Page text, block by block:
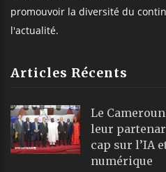
promouvoir la diversité du
l'actualité.
Articles Récents
Le
leur
cap sur l’IA
numérique